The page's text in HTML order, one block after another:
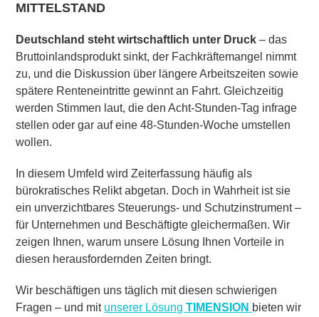
MITTELSTAND
Deutschland steht wirtschaftlich unter Druck – das
Bruttoinlandsprodukt sinkt, der Fachkräftemangel nimmt
zu, und die Diskussion über längere Arbeitszeiten sowie
spätere Renteneintritte gewinnt an Fahrt. Gleichzeitig
werden Stimmen laut, die den Acht-Stunden-Tag infrage
stellen oder gar auf eine 48-Stunden-Woche umstellen
wollen.
In diesem Umfeld wird Zeiterfassung häufig als
bürokratisches Relikt abgetan. Doch in Wahrheit ist sie
ein unverzichtbares Steuerungs- und Schutzinstrument –
für Unternehmen und Beschäftigte gleichermaßen. Wir
zeigen Ihnen, warum unsere Lösung Ihnen Vorteile in
diesen herausfordernden Zeiten bringt.
Wir beschäftigen uns täglich mit diesen schwierigen
Fragen – und mit unserer LösungTIMENSION bieten wir